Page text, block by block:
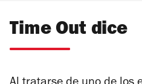
Time Out dice